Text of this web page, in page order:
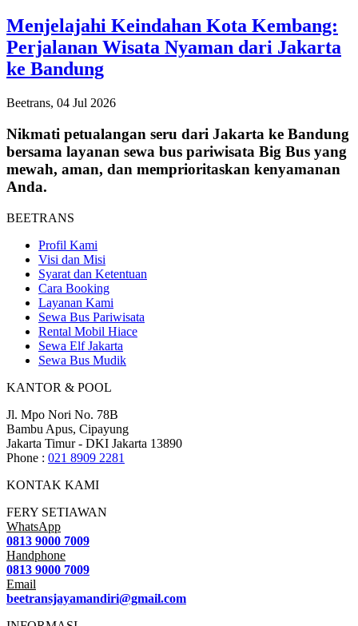
Menjelajahi Keindahan Kota Kembang:
Perjalanan Wisata Nyaman dari Jakarta
ke Bandung
Beetrans, 04 Jul 2026
Nikmati petualangan seru dari Jakarta ke Bandung
bersama layanan sewa bus pariwisata Big Bus yang
mewah, aman, dan memprioritaskan kenyamanan
Anda.
BEETRANS
Profil Kami
Visi dan Misi
Syarat dan Ketentuan
Cara Booking
Layanan Kami
Sewa Bus Pariwisata
Rental Mobil Hiace
Sewa Elf Jakarta
Sewa Bus Mudik
KANTOR & POOL
Jl. Mpo Nori No. 78B
Bambu Apus, Cipayung
Jakarta Timur - DKI Jakarta 13890
Phone : 021 8909 2281
KONTAK KAMI
FERY SETIAWAN
WhatsApp
0813 9000 7009
Handphone
0813 9000 7009
Email
beetransjayamandiri@gmail.com